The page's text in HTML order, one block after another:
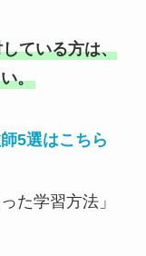
ている方は、
。
5選はこちら
た学習方法」